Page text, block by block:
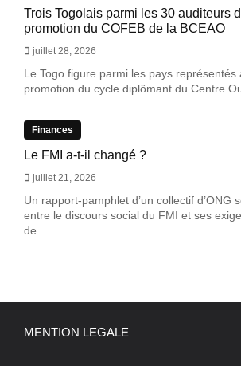
Trois Togolais parmi les 30 auditeurs
promotion du COFEB de la BCEAO
juillet 28, 2026
Le Togo figure parmi les pays représentés
promotion du cycle diplômant du Centre
Finances
Le FMI a-t-il changé ?
juillet 21, 2026
Un rapport-pamphlet d’un collectif d’ONG
entre le discours social du FMI et ses
de...
MENTION LEGALE